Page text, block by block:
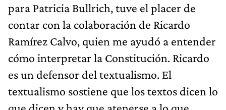
para Patricia Bullrich, tuve el placer de
contar con la colaboración de Ricardo
Ramírez Calvo, quien me ayudó a entender
cómo interpretar la Constitución. Ricardo
es un defensor del textualismo. El
textualismo sostiene que los textos dicen lo